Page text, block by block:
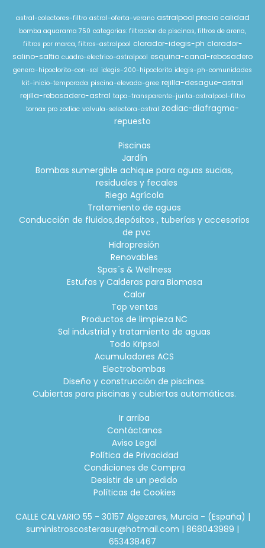
astral-colectores-filtro astral-oferta-verano astralpool precio calidad
bomba aquarama 750 categorias: filtracion de piscinas, filtros de arena,
filtros por marca, filtros-astralpool clorador-idegis-ph clorador-
salino-saltio cuadro-electrico-astralpool esquina-canal-rebosadero
genera-hipoclorito-con-sal idegis-200-hipoclorito idegis-ph-comunidades
kit-inicio-temporada piscina-elevada-gree rejilla-desague-astral
rejilla-rebosadero-astral tapa-transparente-junta-astralpool-filtro
tornax pro zodiac valvula-selectora-astral zodiac-diafragma-
repuesto
Piscinas
Jardín
Bombas sumergible achique para aguas sucias,
residuales y fecales
Riego Agrícola
Tratamiento de aguas
Conducción de fluidos,depósitos , tuberías y accesorios
de pvc
Hidropresión
Renovables
Spas´s & Wellness
Estufas y Calderas para Biomasa
Calor
Top ventas
Productos de limpieza NC
Sal industrial y tratamiento de aguas
Todo Kripsol
Acumuladores ACS
Electrobombas
Diseño y construcción de piscinas.
Cubiertas para piscinas y cubiertas automáticas.
Ir arriba
Contáctanos
Aviso Legal
Política de Privacidad
Condiciones de Compra
Desistir de un pedido
Políticas de Cookies
CALLE CALVARIO 55 - 30157 Algezares, Murcia - (España) |
suministroscosterasur@hotmail.com | 868043989 |
653438467